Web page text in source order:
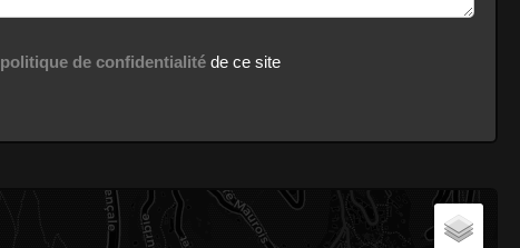
politique de confidentialitéde ce site